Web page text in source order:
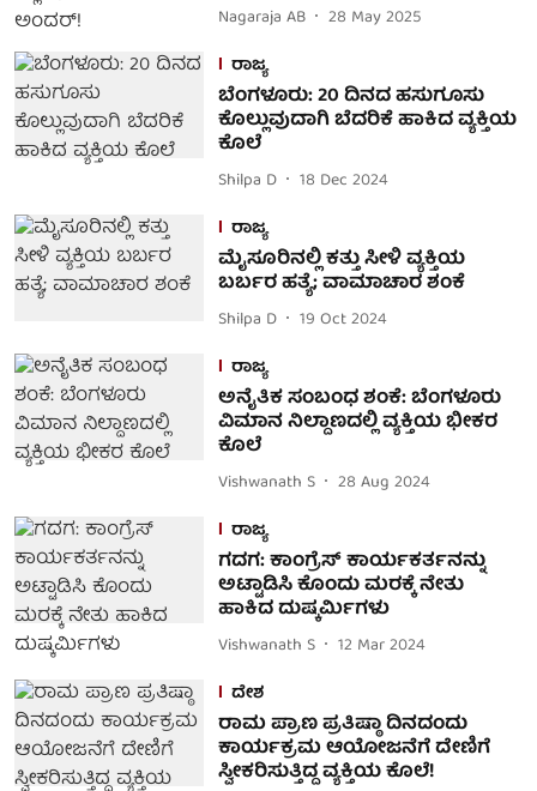
Nagaraja AB
28 May 2025
ರಾಜ್ಯ
ಬೆಂಗಳೂರು: 20 ದಿನದ ಹಸುಗೂಸು
ಕೊಲ್ಲುವುದಾಗಿ ಬೆದರಿಕೆ ಹಾಕಿದ ವ್ಯಕ್ತಿಯ
ಕೊಲೆ
Shilpa D
18 Dec 2024
ರಾಜ್ಯ
ಮೈಸೂರಿನಲ್ಲಿ ಕತ್ತು ಸೀಳಿ ವ್ಯಕ್ತಿಯ
ಬರ್ಬರ ಹತ್ಯೆ; ವಾಮಾಚಾರ ಶಂಕೆ
Shilpa D
19 Oct 2024
ರಾಜ್ಯ
ಅನೈತಿಕ ಸಂಬಂಧ ಶಂಕೆ: ಬೆಂಗಳೂರು
ವಿಮಾನ ನಿಲ್ದಾಣದಲ್ಲಿ ವ್ಯಕ್ತಿಯ ಭೀಕರ
ಕೊಲೆ
Vishwanath S
28 Aug 2024
ರಾಜ್ಯ
ಗದಗ: ಕಾಂಗ್ರೆಸ್ ಕಾರ್ಯಕರ್ತನನ್ನು
ಅಟ್ಟಾಡಿಸಿ ಕೊಂದು ಮರಕ್ಕೆ ನೇತು
ಹಾಕಿದ ದುಷ್ಕರ್ಮಿಗಳು
Vishwanath S
12 Mar 2024
ದೇಶ
ರಾಮ ಪ್ರಾಣ ಪ್ರತಿಷ್ಠಾ ದಿನದಂದು
ಕಾರ್ಯಕ್ರಮ ಆಯೋಜನೆಗೆ ದೇಣಿಗೆ
ಸ್ವೀಕರಿಸುತ್ತಿದ್ದ ವ್ಯಕ್ತಿಯ ಕೊಲೆ!